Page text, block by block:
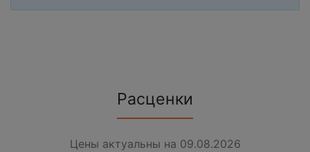
Расценки
Цены актуальны на 09.08.2026